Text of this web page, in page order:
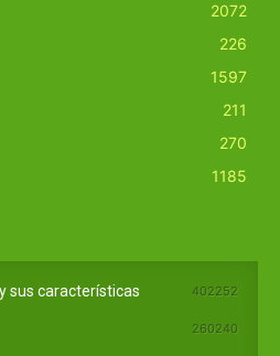
2072
226
1597
211
270
1185
sus características 402252
260240